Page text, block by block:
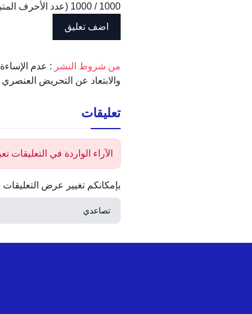
1000
/
1000 (عدد الأحرف
‫من شروط النشر : عدم
والابتعاد عن التحريض العنصري
تعليقات
الآراء الواردة في
بإمكانكم تغيير عرض